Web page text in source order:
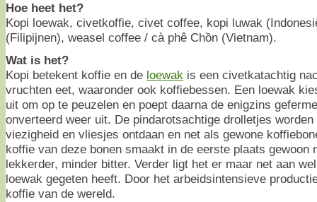
Hoe heet het?
Kopi loewak, civetkoffie, civet coffee, kopi luwak
(Filipijnen), weasel coffee / cà phê Chồn (Vietnam).
Wat is het?
Kopi betekent koffie en de loewak is een civetkatachtig
vruchten eet, waaronder ook koffiebessen. Een loewak
uit om op te peuzelen en poept daarna de enigzins
onverteerd weer uit. De pindarotsachtige drolletjes
viezigheid en vliesjes ontdaan en net als gewone
koffie van deze bonen smaakt in de eerste plaats gewoon
lekkerder, minder bitter. Verder ligt het er maar net aan
loewak gegeten heeft. Door het arbeidsintensieve
koffie van de wereld.